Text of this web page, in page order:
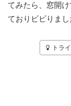
てみたら、窓開
ておりビビりまし
トラ